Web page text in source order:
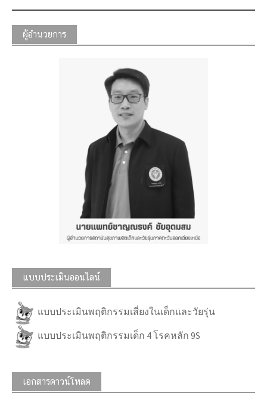
ผู้อำนวยการ
แบบประเมินออนไลน์
แบบประเมินพฤติกรรมเสี่ยงในเด็กและวัยรุ่น
แบบประเมินพฤติกรรมเด็ก 4 โรคหลัก 9S
เอกสารดาวน์โหลด